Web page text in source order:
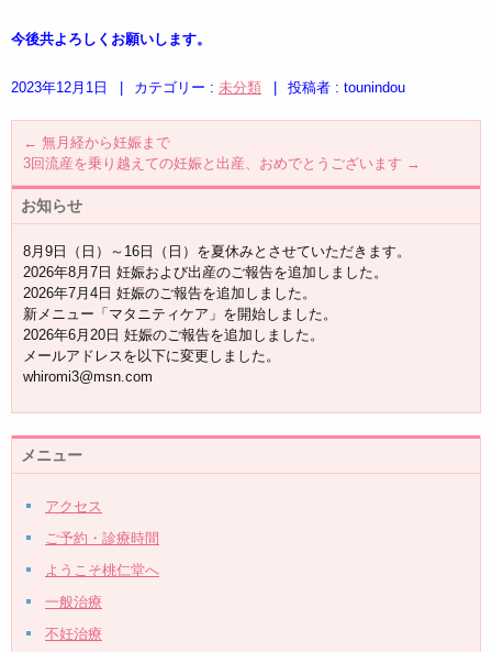
今後共よろしくお願いします。
2023年12月1日 カテゴリー : 未分類 投稿者 : tounindou
← 無月経から妊娠まで
3回流産を乗り越えての妊娠と出産、おめでとうございます →
お知らせ
8月9日（日）～16日（日）を夏休みとさせていただきます。
2026年8月7日 妊娠および出産のご報告を追加しました。
2026年7月4日 妊娠のご報告を追加しました。
新メニュー「マタニティケア」を開始しました。
2026年6月20日 妊娠のご報告を追加しました。
メールアドレスを以下に変更しました。
whiromi3@msn.com
メニュー
アクセス
ご予約・診療時間
ようこそ桃仁堂へ
一般治療
不妊治療